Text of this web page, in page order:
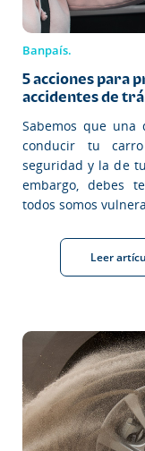
Banpaís.
5 acciones para
accidentes de
Sabemos que una
conducir tu
seguridad y la de
embargo, debes
todos somos
Leer